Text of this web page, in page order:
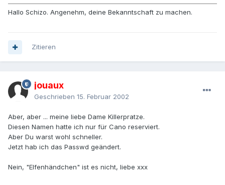
Hallo Schizo. Angenehm, deine Bekanntschaft zu machen.
Zitieren
jouaux
Geschrieben 15. Februar 2002
Aber, aber ... meine liebe Dame Killerpratze.
Diesen Namen hatte ich nur für Cano reserviert.
Aber Du warst wohl schneller.
Jetzt hab ich das Passwd geändert.
Nein, "Elfenhändchen" ist es nicht, liebe xxx